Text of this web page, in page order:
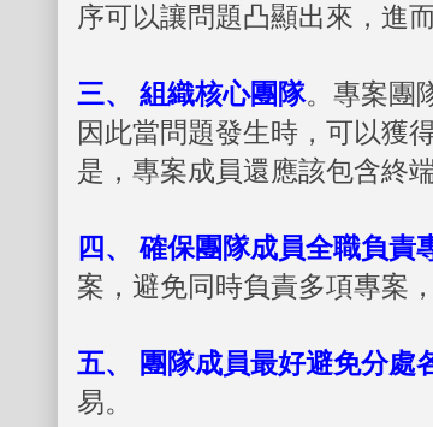
序可以讓問題凸顯出來，進
三、 組織核心團隊。專案團
因此當問題發生時，可以獲
是，專案成員還應該包含終
四、 確保團隊成員全職負責
案，避免同時負責多項專案
五、 團隊成員最好避免分處
易。